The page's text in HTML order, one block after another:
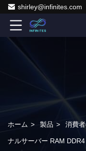
shirley@infinites.com
ホーム > 製品 > 消費
ナルサーバー RAM